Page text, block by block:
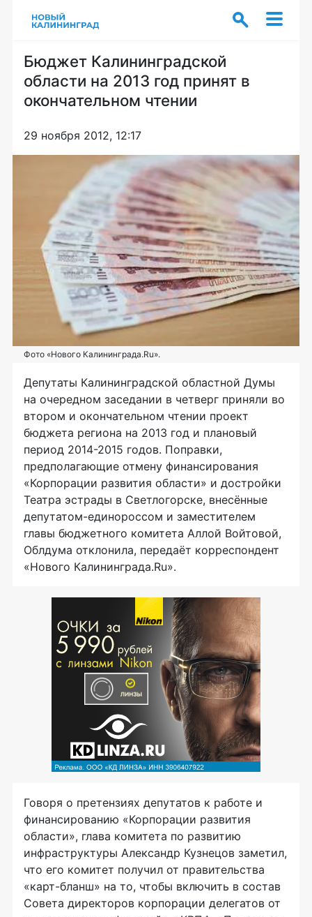
Бюджет Калининградской
области на 2013 год принят в
окончательном чтении
29 ноября 2012, 12:17
Фото «Нового Калининграда.Ru».
Депутаты Калининградской областной Думы
на очередном заседании в четверг приняли во
втором и окончательном чтении проект
бюджета региона на 2013 год и плановый
период 2014-2015 годов. Поправки,
предполагающие отмену финансирования
«Корпорации развития области» и достройки
Театра эстрады в Светлогорске, внесённые
депутатом-единороссом и заместителем
главы бюджетного комитета Аллой Войтовой,
Облдума отклонила, передаёт корреспондент
«Нового Калининграда.Ru».
Говоря о претензиях депутатов к работе и
финансированию «Корпорации развития
области», глава комитета по развитию
инфраструктуры Александр Кузнецов заметил,
что его комитет получил от правительства
«карт-бланш» на то, чтобы включить в состав
Совета директоров корпорации делегатов от